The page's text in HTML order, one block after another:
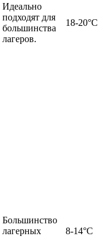
Идеально
подходят для
большинства
лагеров.
18-
Большинство
лагерных
8-14°C